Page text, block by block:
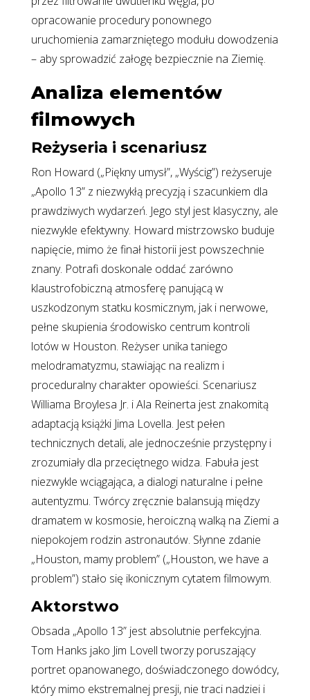
opracowanie procedury ponownego
uruchomienia zamarzniętego modułu dowodzenia
– aby sprowadzić załogę bezpiecznie na Ziemię.
Analiza elementów
filmowych
Reżyseria i scenariusz
Ron Howard („Piękny umysł”, „Wyścig”) reżyseruje
„Apollo 13” z niezwykłą precyzją i szacunkiem dla
prawdziwych wydarzeń. Jego styl jest klasyczny, ale
niezwykle efektywny. Howard mistrzowsko buduje
napięcie, mimo że finał historii jest powszechnie
znany. Potrafi doskonale oddać zarówno
klaustrofobiczną atmosferę panującą w
uszkodzonym statku kosmicznym, jak i nerwowe,
pełne skupienia środowisko centrum kontroli
lotów w Houston. Reżyser unika taniego
melodramatyzmu, stawiając na realizm i
proceduralny charakter opowieści. Scenariusz
Williama Broylesa Jr. i Ala Reinerta jest znakomitą
adaptacją książki Jima Lovella. Jest pełen
technicznych detali, ale jednocześnie przystępny i
zrozumiały dla przeciętnego widza. Fabuła jest
niezwykle wciągająca, a dialogi naturalne i pełne
autentyzmu. Twórcy zręcznie balansują między
dramatem w kosmosie, heroiczną walką na Ziemi a
niepokojem rodzin astronautów. Słynne zdanie
„Houston, mamy problem” („Houston, we have a
problem”) stało się ikonicznym cytatem filmowym.
Aktorstwo
Obsada „Apollo 13” jest absolutnie perfekcyjna.
Tom Hanks jako Jim Lovell tworzy poruszający
portret opanowanego, doświadczonego dowódcy,
który mimo ekstremalnej presji, nie traci nadziei i